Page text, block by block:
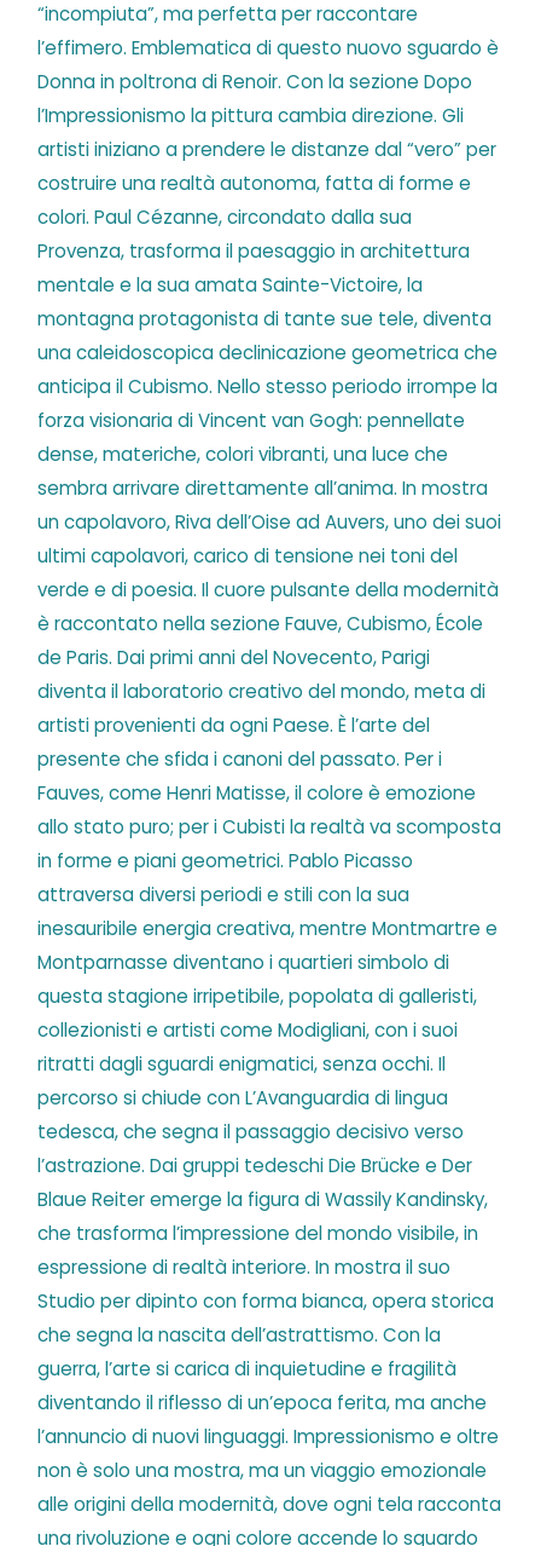
“incompiuta”, ma perfetta per raccontare
l’effimero. Emblematica di questo nuovo sguardo è
Donna in poltrona di Renoir. Con la sezione Dopo
l’Impressionismo la pittura cambia direzione. Gli
artisti iniziano a prendere le distanze dal “vero” per
costruire una realtà autonoma, fatta di forme e
colori. Paul Cézanne, circondato dalla sua
Provenza, trasforma il paesaggio in architettura
mentale e la sua amata Sainte-Victoire, la
montagna protagonista di tante sue tele, diventa
una caleidoscopica declinicazione geometrica che
anticipa il Cubismo. Nello stesso periodo irrompe la
forza visionaria di Vincent van Gogh: pennellate
dense, materiche, colori vibranti, una luce che
sembra arrivare direttamente all’anima. In mostra
un capolavoro, Riva dell’Oise ad Auvers, uno dei suoi
ultimi capolavori, carico di tensione nei toni del
verde e di poesia. Il cuore pulsante della modernità
è raccontato nella sezione Fauve, Cubismo, École
de Paris. Dai primi anni del Novecento, Parigi
diventa il laboratorio creativo del mondo, meta di
artisti provenienti da ogni Paese. È l’arte del
presente che sfida i canoni del passato. Per i
Fauves, come Henri Matisse, il colore è emozione
allo stato puro; per i Cubisti la realtà va scomposta
in forme e piani geometrici. Pablo Picasso
attraversa diversi periodi e stili con la sua
inesauribile energia creativa, mentre Montmartre e
Montparnasse diventano i quartieri simbolo di
questa stagione irripetibile, popolata di galleristi,
collezionisti e artisti come Modigliani, con i suoi
ritratti dagli sguardi enigmatici, senza occhi. Il
percorso si chiude con L’Avanguardia di lingua
tedesca, che segna il passaggio decisivo verso
l’astrazione. Dai gruppi tedeschi Die Brücke e Der
Blaue Reiter emerge la figura di Wassily Kandinsky,
che trasforma l’impressione del mondo visibile, in
espressione di realtà interiore. In mostra il suo
Studio per dipinto con forma bianca, opera storica
che segna la nascita dell’astrattismo. Con la
guerra, l’arte si carica di inquietudine e fragilità
diventando il riflesso di un’epoca ferita, ma anche
l’annuncio di nuovi linguaggi. Impressionismo e oltre
non è solo una mostra, ma un viaggio emozionale
alle origini della modernità, dove ogni tela racconta
una rivoluzione e ogni colore accende lo sguardo